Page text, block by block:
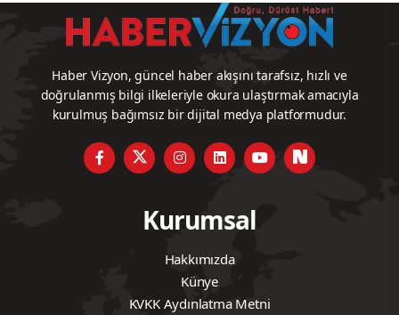
Haber Vizyon, güncel haber akışını tarafsız, hızlı ve
doğrulanmış bilgi ilkeleriyle okura ulaştırmak amacıyla
kurulmuş bağımsız bir dijital medya platformudur.
Kurumsal
Hakkımızda
Künye
KVKK Aydınlatma Metni